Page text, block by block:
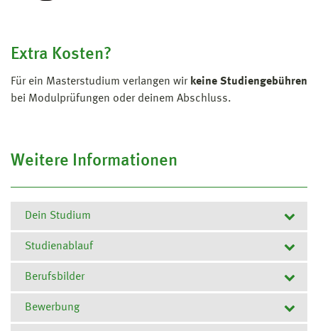
Extra Kosten?
Für ein Masterstudium verlangen wirkeine Studiengebühren
bei Modulprüfungen oder deinem Abschluss.
Weitere Informationen
Dein Studium
Zum Studium
Der Masterstudiengang Human Resource Management
steht Studierenden mit einem ersten
berufsqualifizierenden Bachelorabschluss
Studienablauf
Module ECTS
2. Semester
Berufsbilder
Bewerbung